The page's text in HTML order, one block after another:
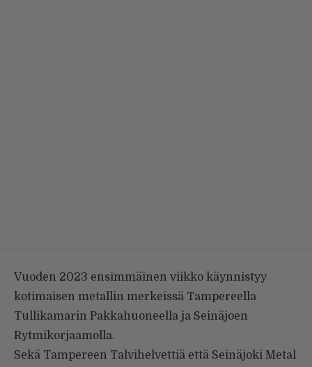
Vuoden 2023 ensimmäinen viikko käynnistyy
kotimaisen metallin merkeissä Tampereella
Tullikamarin Pakkahuoneella ja Seinäjoen
Rytmikorjaamolla.
Sekä Tampereen Talvihelvettiä että Seinäjoki Metal